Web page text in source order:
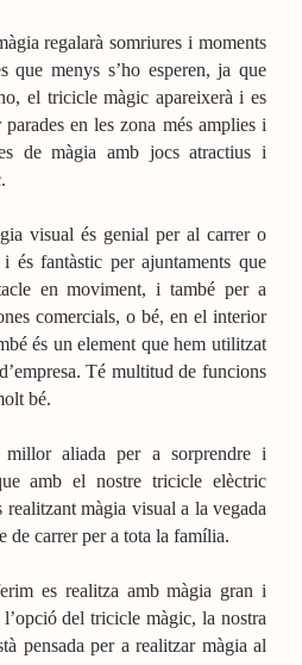
regalarà somriures i moments
que menys s’ho esperen, ja que
el tricicle màgic apareixerà i es
en les zona més amplies i
de màgia amb jocs atractius i
visual és genial per al carrer o
és fantàstic per ajuntaments que
en moviment, i també per a
comercials, o bé, en el interior
és un element que hem utilitzat
Té multitud de funcions
bé.
aliada per a sorprendre i
amb el nostre tricicle elèctric
realitzant màgia visual a la vegada
de carrer per a tota la família.
es realitza amb màgia gran i
del tricicle màgic, la nostra
pensada per a realitzar màgia al